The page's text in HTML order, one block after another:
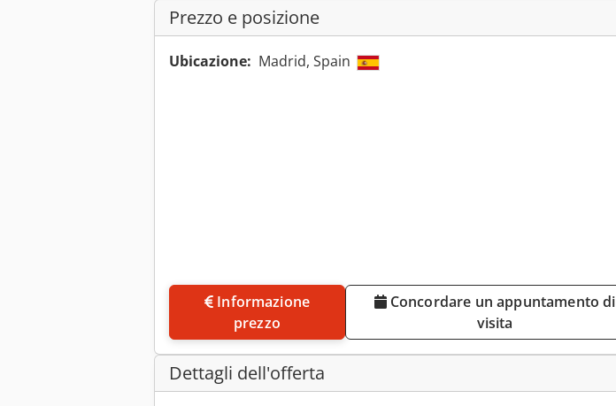
Prezzo e posizione
Ubicazione: Madrid, Spain
prezzo
Concordare un appuntamento di
visita
Dettagli dell'offerta